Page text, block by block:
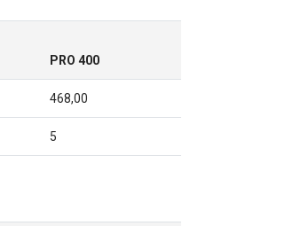
PRO 400
468,00
5